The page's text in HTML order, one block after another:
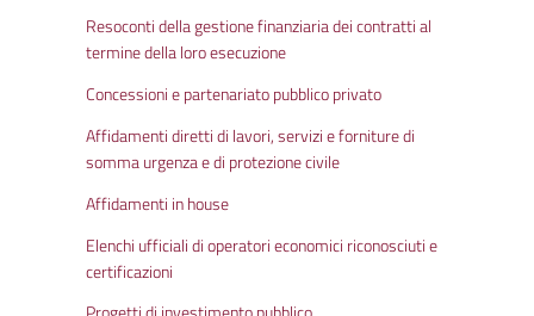
Resoconti della gestione finanziaria dei contratti al
termine della loro esecuzione
Concessioni e partenariato pubblico privato
Affidamenti diretti di lavori, servizi e forniture di
somma urgenza e di protezione civile
Affidamenti in house
Elenchi ufficiali di operatori economici riconosciuti e
certificazioni